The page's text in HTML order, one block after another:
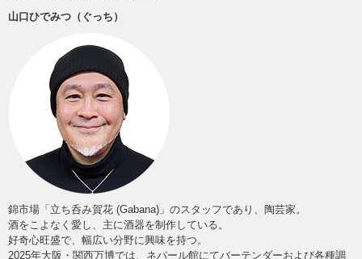
山口ひでみつ（ぐっち）
錦市場「立ち呑み賀花 (Gabana)」のスタッフであり、陶芸家。
酒をこよなく愛し、主に酒器を制作している。
好奇心旺盛で、幅広い分野に興味を持つ。
2025年大阪・関西万博では、ネパール館にてバーテンダーおよび各種調